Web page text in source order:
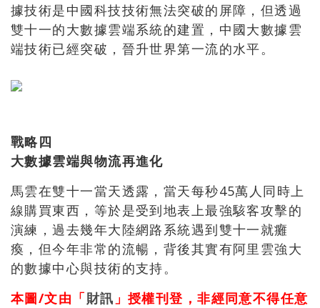
據技術是中國科技技術無法突破的屏障，但透過
雙十一的大數據雲端系統的建置，中國大數據雲
端技術已經突破，晉升世界第一流的水平。
戰略四
大數據雲端與物流再進化
馬雲在雙十一當天透露，當天每秒45萬人同時上
線購買東西，等於是受到地表上最強駭客攻擊的
演練，過去幾年大陸網路系統遇到雙十一就癱
瘓，但今年非常的流暢，背後其實有阿里雲強大
的數據中心與技術的支持。
本圖/文由「財訊 」授權刊登，非經同意不得任意